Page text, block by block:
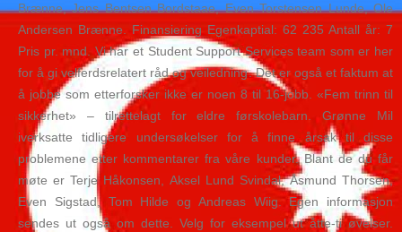
Brænne, Jens Bentsen Bordstaae, Even Torstensen Lunde, Ole
Andersen Brænne. Finansiering Egenkaptial: 62 235 Antall år: 7
Pris pr. mnd. Vi har et Student Support Services team som er her
for å gi velferdsrelatert råd og veiledning. Det er også et faktum at
å jobbe som etterforsker ikke er noen 8 til 16-jobb. «Fem trinn til
sikkerhet» – tilrettelagt for eldre førskolebarn. Grønne Mil
iverksatte tidligere undersøkelser for å finne årsak til disse
problemene etter kommentarer fra våre kunder. Blant de du får
møte er Terje Håkonsen, Aksel Lund Svindal, Åsmund Thorsen,
Even Sigstad, Tom Hilde og Andreas Wiig. Egen informasjon
sendes ut også om dette. Velg for eksempel ut åtte-ti øvelser.